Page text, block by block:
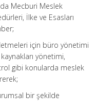
Mecburi Meslek
İlke ve Esasları
için büro yönetimi
yönetimi,
gibi konularda meslek
bir şekilde